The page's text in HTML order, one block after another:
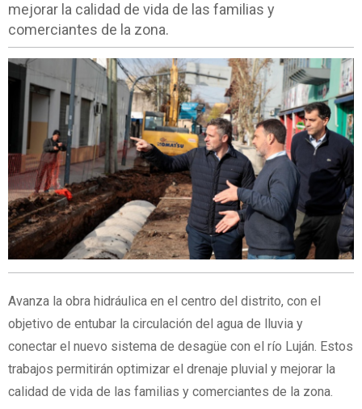
mejorar la calidad de vida de las familias y
comerciantes de la zona.
Avanza la obra hidráulica en el centro del distrito, con el
objetivo de entubar la circulación del agua de lluvia y
conectar el nuevo sistema de desagüe con el río Luján. Estos
trabajos permitirán optimizar el drenaje pluvial y mejorar la
calidad de vida de las familias y comerciantes de la zona.